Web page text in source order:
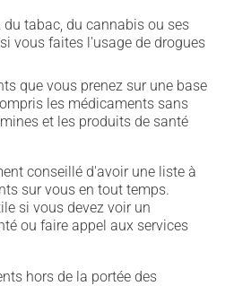
tabac, du cannabis ou ses
vous faites l'usage de drogues
que vous prenez sur une base
les médicaments sans
et les produits de santé
conseillé d'avoir une liste à
sur vous en tout temps.
si vous devez voir un
ou faire appel aux services
hors de la portée des